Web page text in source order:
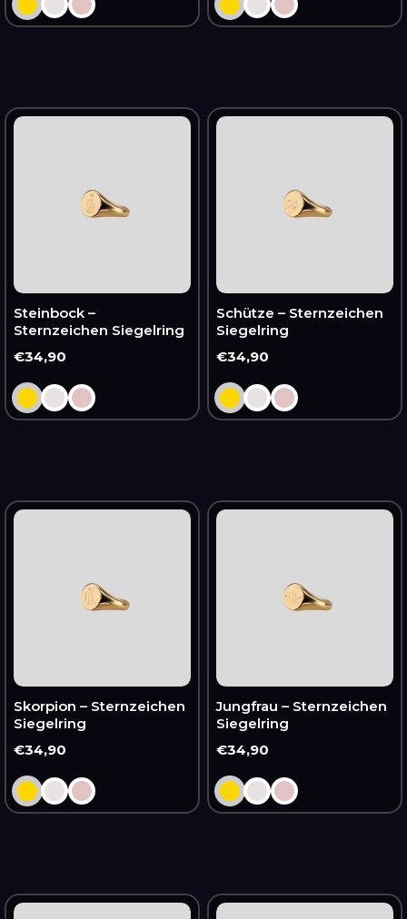
Steinbock –
Sternzeichen Siegelring
Normaler
Preis
€34,90
Steinbock
Schütze – Sternzeichen
Siegelring
Normaler
Preis
€34,90
Schütze
Skorpion – Sternzeichen
Siegelring
Normaler
Preis
€34,90
Skorpion
Jungfrau – Sternzeichen
Siegelring
Normaler
Preis
€34,90
Jungfrau
Löwe
Krebs